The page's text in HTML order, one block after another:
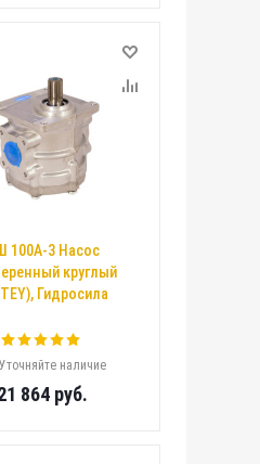
100А-3 Насос
круглый
Гидросила
Уточняйте наличие
864руб.